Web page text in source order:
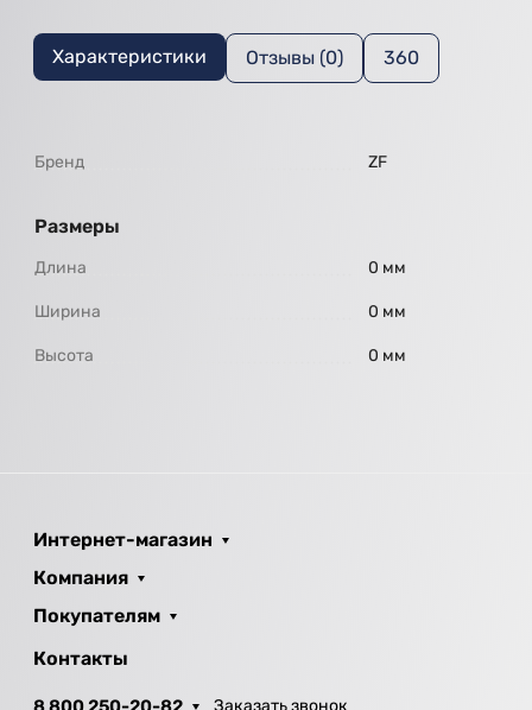
Характеристики Отзывы (0) 360
Бренд ZF
Размеры
Длина 0 мм
Ширина 0 мм
Высота 0 мм
Интернет-магазин
Компания
Покупателям
Контакты
Заказать звонок